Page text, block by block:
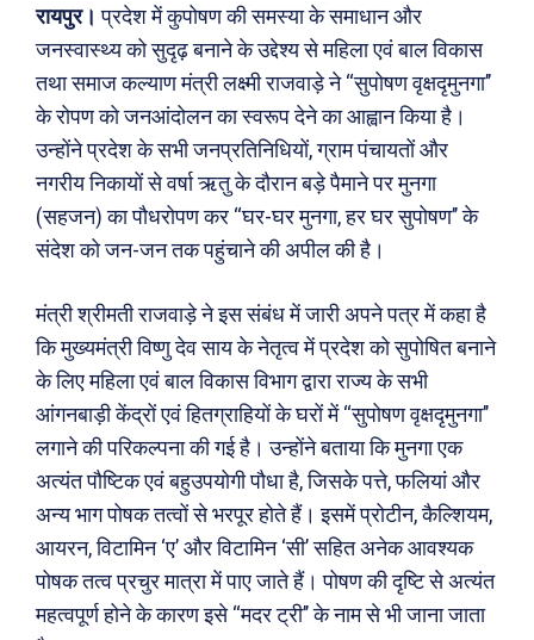
Type here... Search
छत्तीसगढ़
पूरब विशेष
वो ख़्वाबों के दिन
रायपुर। प्रदेश में कुपोषण की समस्या के समाधान और
जनस्वास्थ्य को सुदृढ़ बनाने के उद्देश्य से महिला एवं बाल विकास
तथा समाज कल्याण मंत्री लक्ष्मी राजवाड़े ने ‘‘सुपोषण वृक्षदृमुनगा’’
के रोपण को जनआंदोलन का स्वरूप देने का आह्वान किया है।
उन्होंने प्रदेश के सभी जनप्रतिनिधियों, ग्राम पंचायतों और
नगरीय निकायों से वर्षा ऋतु के दौरान बड़े पैमाने पर मुनगा
(सहजन) का पौधरोपण कर ‘‘घर-घर मुनगा, हर घर सुपोषण’’ के
संदेश को जन-जन तक पहुंचाने की अपील की है।
मंत्री श्रीमती राजवाड़े ने इस संबंध में जारी अपने पत्र में कहा है
कि मुख्यमंत्री विष्णु देव साय के नेतृत्व में प्रदेश को सुपोषित बनाने
के लिए महिला एवं बाल विकास विभाग द्वारा राज्य के सभी
आंगनबाड़ी केंद्रों एवं हितग्राहियों के घरों में ‘‘सुपोषण वृक्षदृमुनगा’’
लगाने की परिकल्पना की गई है। उन्होंने बताया कि मुनगा एक
अत्यंत पौष्टिक एवं बहुउपयोगी पौधा है, जिसके पत्ते, फलियां और
अन्य भाग पोषक तत्वों से भरपूर होते हैं। इसमें प्रोटीन, कैल्शियम,
आयरन, विटामिन ‘ए’ और विटामिन ‘सी’ सहित अनेक आवश्यक
पोषक तत्व प्रचुर मात्रा में पाए जाते हैं। पोषण की दृष्टि से अत्यंत
महत्वपूर्ण होने के कारण इसे ‘‘मदर ट्री’’ के नाम से भी जाना जाता